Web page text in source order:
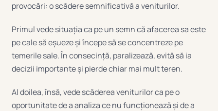
provocări: o scădere semnificativă a veniturilor.
Primul vede situația ca pe un semn că afacerea sa este
pe cale să eșueze și începe să se concentreze pe
temerile sale. În consecință, paralizează, evită să ia
decizii importante și pierde chiar mai mult teren.
Al doilea, însă, vede scăderea veniturilor ca pe o
oportunitate de a analiza ce nu funcționează și de a